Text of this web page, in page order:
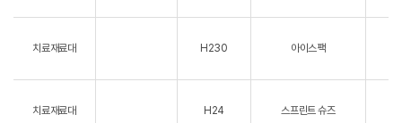
치료재료대 H230 아이스팩
치료재료대 H24 스프린트 슈즈